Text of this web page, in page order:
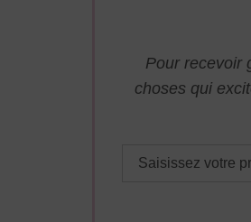
Pour recevoir
choses qui